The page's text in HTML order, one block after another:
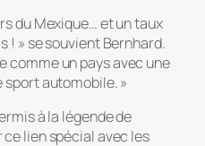
du Mexique… et un taux
! » se souvient Bernhard.
comme un pays avec une
sport automobile. »
à la légende de
ce lien spécial avec les